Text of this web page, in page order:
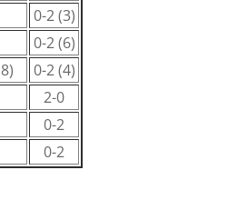
0-2 (3)
0-2 (6)
0-2 (4)
2-0
0-2
0-2